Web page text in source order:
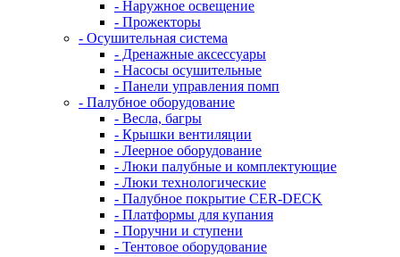
- Наружное освещение
- Прожекторы
- Осушительная система
- Дренажные аксессуары
- Насосы осушительные
- Панели управления помп
- Палубное оборудование
- Весла, багры
- Крышки вентиляции
- Леерное оборудование
- Люки палубные и комплектующие
- Люки технологические
- Палубное покрытие CER-DECK
- Платформы для купания
- Поручни и ступени
- Тентовое оборудование